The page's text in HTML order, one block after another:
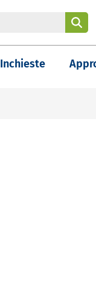
Inchieste